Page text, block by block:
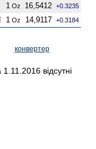
1 Oz 16,5412 +0.3235
1 Oz 14,9117 +0.3184
конвертер
відсутні